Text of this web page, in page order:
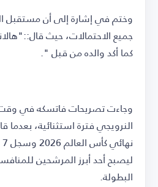
وختم في إشارة إلى أن مستقبل
جميع الاحتمالات، حيث
كما أكد والده من قبل ".
وجاءت تصريحات فاتسكه في
النرويجي فترة استثنائية، بعدما
ليصبح أحد أبرز المرشحين
البطولة.